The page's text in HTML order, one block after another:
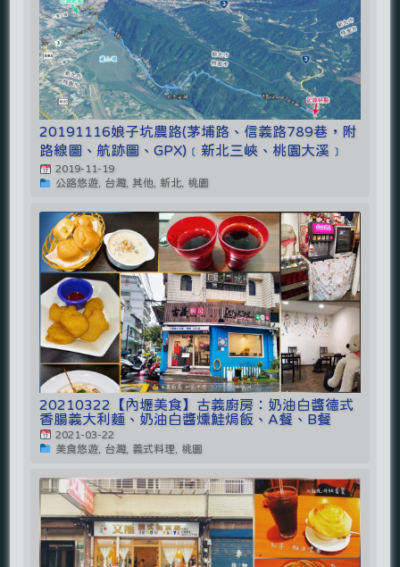
20191116娘子坑農路(茅埔路、信義路789巷，附
路線圖、航跡圖、GPX)﹝新北三峽、桃園大溪﹞
2019-11-19
公路悠遊, 台灣, 其他, 新北, 桃園
20210322【內壢美食】古義廚房：奶油白醬德式
香腸義大利麵、奶油白醬燻鮭焗飯、A餐、B餐
2021-03-22
美食悠遊, 台灣, 義式料理, 桃園